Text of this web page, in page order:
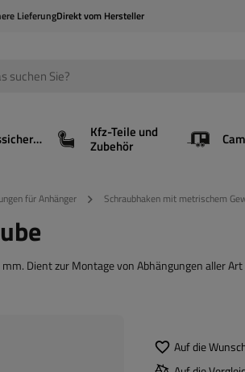
LieferungDirekt vom Hersteller
Ladungssicherung Kfz-Teile und
Zubehör
für Anhänger Schraubhaken mit metrischem
Dient zur Montage von Abhängungen aller
Auf die